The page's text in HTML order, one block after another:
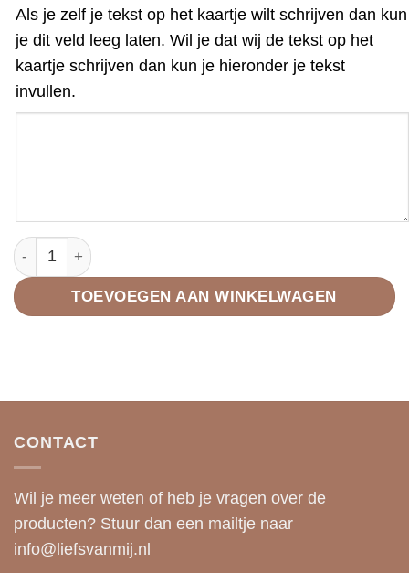
Als je zelf je tekst op het kaartje wilt schrijven dan kun
je dit veld leeg laten. Wil je dat wij de tekst op het
kaartje schrijven dan kun je hieronder je tekst
invullen.
Cadeaubox - for you - gefeliciteerd -zwart aantal
TOEVOEGEN AAN WINKELWAGEN
CONTACT
Wil je meer weten of heb je vragen over de
producten? Stuur dan een mailtje naar
info@liefsvanmij.nl